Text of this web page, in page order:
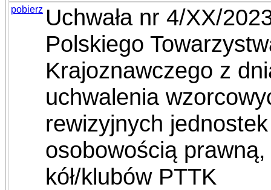
pobierz Uchwała nr 4/XX/
Polskiego
Krajoznawczego z
uchwalenia
rewizyjnych
osobowością
kół/klubów PTTK